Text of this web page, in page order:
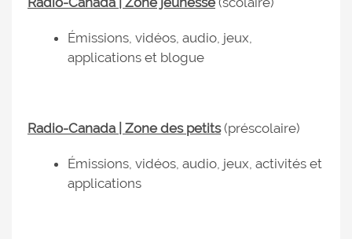
Émissions, vidéos, audio, jeux,
applications et blogue
Radio-Canada | Zone des petits(préscolaire)
Émissions, vidéos, audio, jeux, activités et
applications